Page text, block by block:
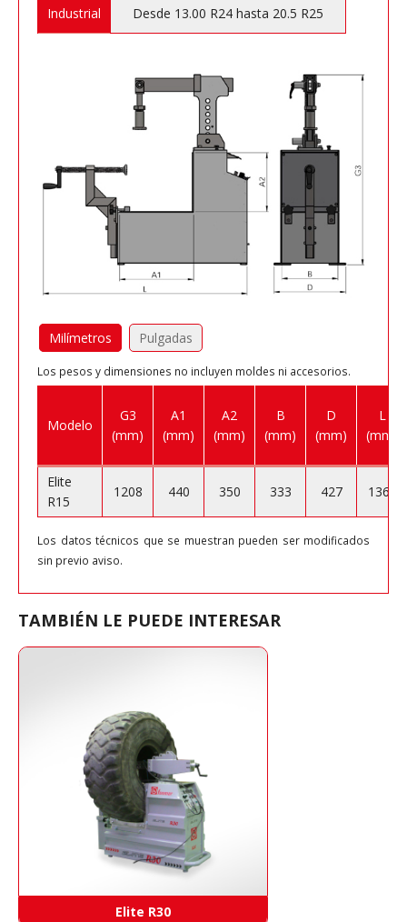
Industrial Desde 13.00 R24 hasta 20.5 R25
Milímetros Pulgadas
Los pesos y dimensiones no incluyen moldes ni accesorios.
Modelo
G3
(mm)
A1
(mm)
A2
(mm)
B
(mm)
D
(mm)
L
(mm)
Elite
R15
1208 440 350 333 427 1365
Los datos técnicos que se muestran pueden ser modificados
sin previo aviso.
TAMBIÉN LE PUEDE INTERESAR
Elite R30